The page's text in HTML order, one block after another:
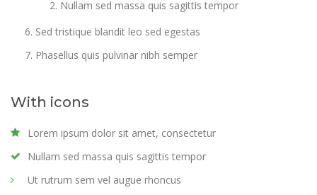
Nullam sed massa quis sagittis tempor
Sed tristique blandit leo sed egestas
Phasellus quis pulvinar nibh semper
With icons
Lorem ipsum dolor sit amet, consectetur
Nullam sed massa quis sagittis tempor
Ut rutrum sem vel augue rhoncus